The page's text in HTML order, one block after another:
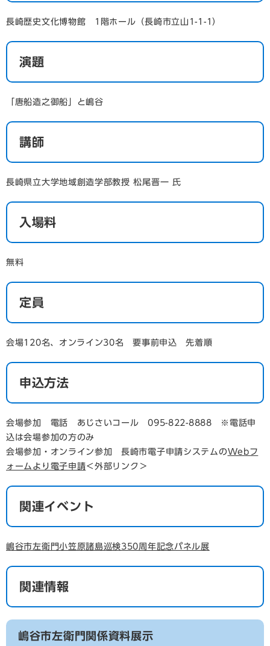
長崎歴史文化博物館 1階ホール（長崎市立山1-1-1）
演題
「唐船造之御船」と嶋谷
講師
長崎県立大学地域創造学部教授 松尾晋一 氏
入場料
無料
定員
会場120名、オンライン30名 要事前申込 先着順
申込方法
会場参加 電話 あじさいコール 095-822-8888 ※電話申
込は会場参加の方のみ
会場参加・オンライン参加 長崎市電子申請システムのWebフ
ォームより電子申請＜外部リンク＞
関連イベント
嶋谷市左衛門小笠原諸島巡検350周年記念パネル展
関連情報
嶋谷市左衛門関係資料展示